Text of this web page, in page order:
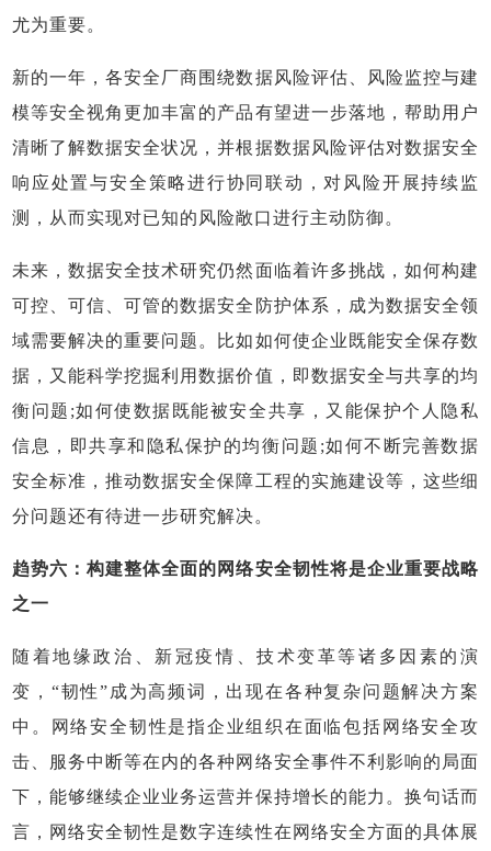
尤为重要。
新的一年，各安全厂商围绕数据风险评估、风险监控与建
模等安全视角更加丰富的产品有望进一步落地，帮助用户
清晰了解数据安全状况，并根据数据风险评估对数据安全
响应处置与安全策略进行协同联动，对风险开展持续监
测，从而实现对已知的风险敞口进行主动防御。
未来，数据安全技术研究仍然面临着许多挑战，如何构建
可控、可信、可管的数据安全防护体系，成为数据安全领
域需要解决的重要问题。比如如何使企业既能安全保存数
据，又能科学挖掘利用数据价值，即数据安全与共享的均
衡问题;如何使数据既能被安全共享，又能保护个人隐私
信息，即共享和隐私保护的均衡问题;如何不断完善数据
安全标准，推动数据安全保障工程的实施建设等，这些细
分问题还有待进一步研究解决。
趋势六：构建整体全面的网络安全韧性将是企业重要战略
之一
随着地缘政治、新冠疫情、技术变革等诸多因素的演
变，“韧性”成为高频词，出现在各种复杂问题解决方案
中。网络安全韧性是指企业组织在面临包括网络安全攻
击、服务中断等在内的各种网络安全事件不利影响的局面
下，能够继续企业业务运营并保持增长的能力。换句话而
言，网络安全韧性是数字连续性在网络安全方面的具体展